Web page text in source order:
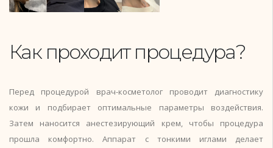
Как проходит процедура?
Перед процедурой врач-косметолог проводит диагностику
кожи и подбирает оптимальные параметры воздействия.
Затем наносится анестезирующий крем, чтобы процедура
прошла комфортно. Аппарат с тонкими иглами делает